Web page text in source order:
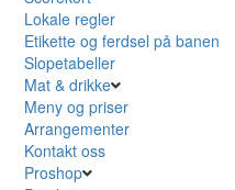
Lokale regler
Etikette og ferdsel på banen
Slopetabeller
Mat & drikke
Meny og priser
Arrangementer
Kontakt oss
Proshop